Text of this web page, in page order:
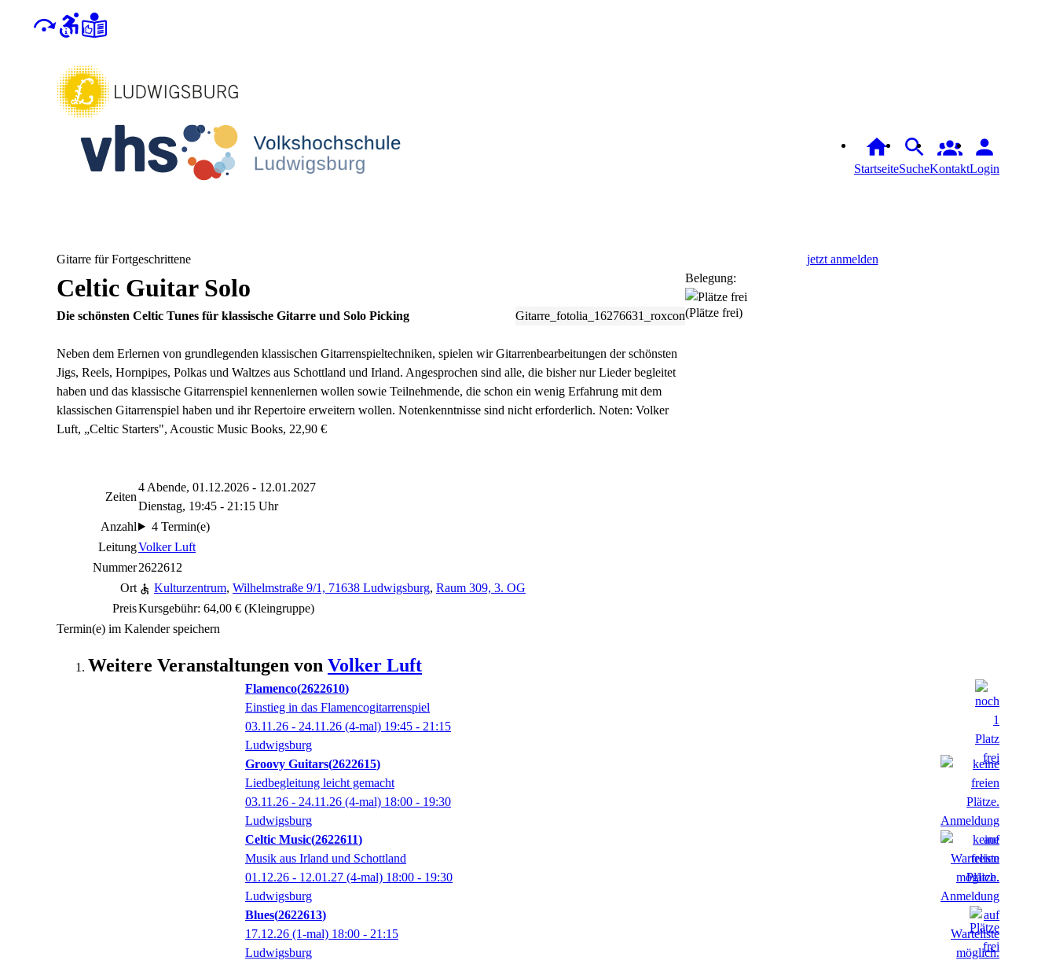
StartseiteSuche Login
Gitarre für Fortgeschrittene
Celtic Guitar Solo
Gitarre_fotolia_16276631_roxcon
Die schönsten Celtic Tunes für klassische Gitarre und Solo Picking
Neben dem Erlernen von grundlegenden klassischen Gitarrenspieltechniken, spielen wir Gitarrenbearbeitungen der schönsten
Jigs, Reels, Hornpipes, Polkas und Waltzes aus Schottland und Irland. Angesprochen sind alle, die bisher nur Lieder begleitet
haben und das klassische Gitarrenspiel kennenlernen wollen sowie Teilnehmende, die schon ein wenig Erfahrung mit dem
klassischen Gitarrenspiel haben und ihr Repertoire erweitern wollen. Notenkenntnisse sind nicht erforderlich. Noten: Volker
Luft, „Celtic Starters", Acoustic Music Books, 22,90 €
Zeiten
4 Abende, 01.12.2026 - 12.01.2027
Dienstag, 19:45 - 21:15 Uhr
Anzahl
4 Termin(e)
LeitungVolker Luft
Nummer2622612
Ort
Kulturzentrum, Wilhelmstraße 9/1, 71638 Ludwigsburg, Raum 309, 3. OG
PreisKursgebühr: 64,00 € (Kleingruppe)
jetzt anmelden
Belegung:
(Plätze frei)
Termin(e) im Kalender speichern
Weitere Veranstaltungen von Volker Luft
Flamenco 2622610
Einstieg in das Flamencogitarrenspiel
03.11.26 - 24.11.26 (4-mal) 19:45 - 21:15
Ludwigsburg
Groovy Guitars 2622615
Liedbegleitung leicht gemacht
03.11.26 - 24.11.26 (4-mal) 18:00 - 19:30
Ludwigsburg
Celtic Music 2622611
Musik aus Irland und Schottland
01.12.26 - 12.01.27 (4-mal) 18:00 - 19:30
Ludwigsburg
Blues 2622613
17.12.26 (1-mal) 18:00 - 21:15
Ludwigsburg